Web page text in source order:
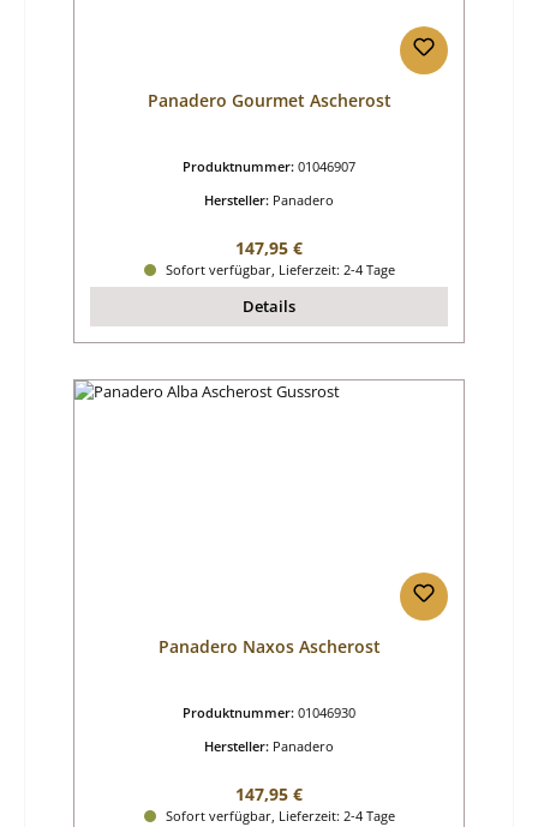
Panadero Gourmet Ascherost
Produktnummer: 01046907
Hersteller: Panadero
Regulärer Preis:
147,95 €
Sofort verfügbar, Lieferzeit: 2-4 Tage
Details
Panadero Naxos Ascherost
Produktnummer: 01046930
Hersteller: Panadero
Regulärer Preis:
147,95 €
Sofort verfügbar, Lieferzeit: 2-4 Tage